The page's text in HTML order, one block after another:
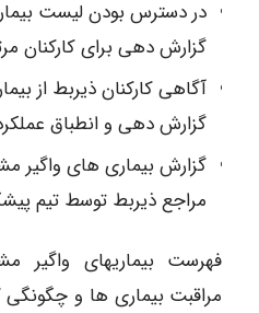
در دسترس بودن لیست
گزارش دهی برای کارکنان
آگاهی کارکنان ذیربط از
گزارش دهی و انطباق عملکرد
گزارش بیماری های واگیر
مراجع ذیربط توسط تیم
فهرست بیماریهای
مراقبت بیماری ها و